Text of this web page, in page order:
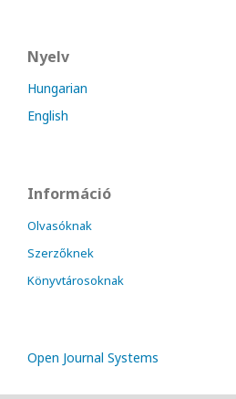
Nyelv
Hungarian
English
Információ
Olvasóknak
Szerzőknek
Könyvtárosoknak
Open Journal Systems